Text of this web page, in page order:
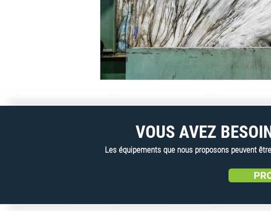
VOUS AVEZ
Les équipements que nous proposons peuvent